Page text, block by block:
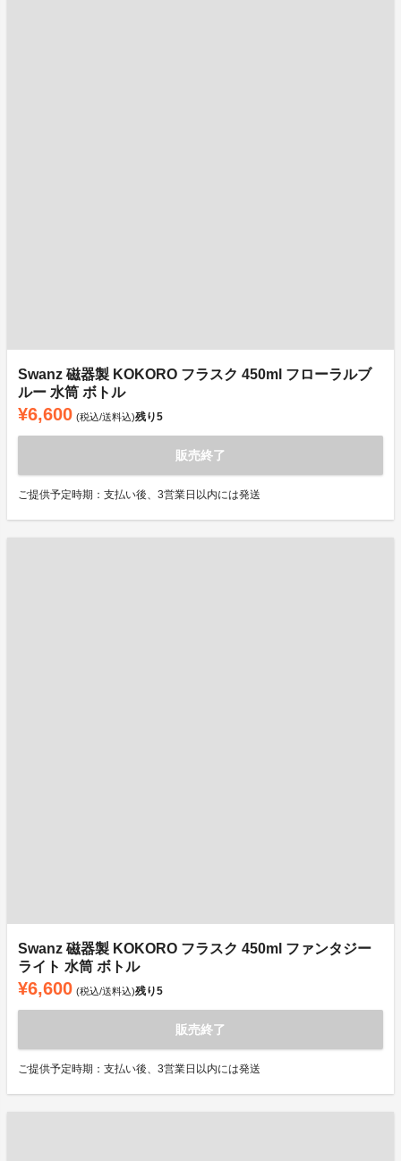
Swanz 磁器製 KOKORO フラスク 450ml フローラルブ
ルー 水筒 ボトル
¥6,600 (税込/送料込)残り5
販売終了
ご提供予定時期：支払い後、3営業日以内には発送
Swanz 磁器製 KOKORO フラスク 450ml ファンタジー
ライト 水筒 ボトル
¥6,600 (税込/送料込)残り5
販売終了
ご提供予定時期：支払い後、3営業日以内には発送